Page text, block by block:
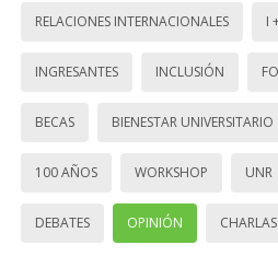
RELACIONES INTERNACIONALES I
INGRESANTES INCLUSIÓN
BECAS BIENESTAR UNIVERSITARIO
100 AÑOS WORKSHOP UNR
DEBATES OPINIÓN CHARLAS